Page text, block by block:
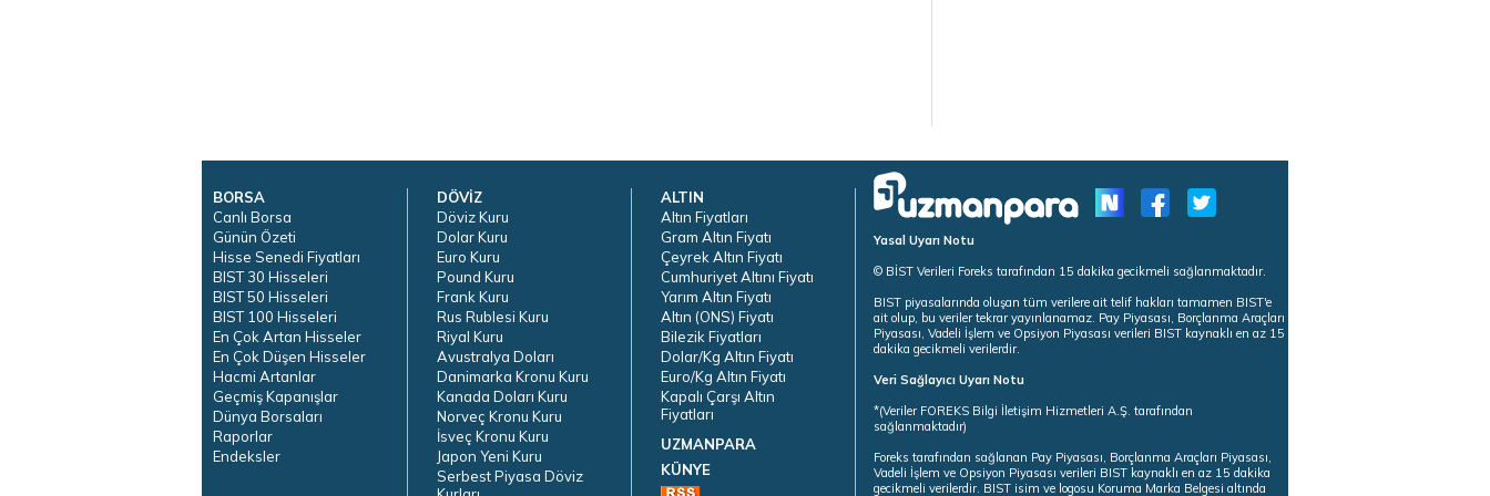
BORSA
Canlı Borsa
Günün Özeti
Hisse Senedi Fiyatları
BIST 30 Hisseleri
BIST 50 Hisseleri
BIST 100 Hisseleri
En Çok Artan Hisseler
En Çok Düşen Hisseler
Hacmi Artanlar
Geçmiş Kapanışlar
Dünya Borsaları
Raporlar
Endeksler
DÖVİZ
Döviz Kuru
Dolar Kuru
Euro Kuru
Pound Kuru
Frank Kuru
Rus Rublesi Kuru
Riyal Kuru
Avustralya Doları
Danimarka Kronu Kuru
Kanada Doları Kuru
Norveç Kronu Kuru
İsveç Kronu Kuru
Japon Yeni Kuru
Serbest Piyasa Döviz
ALTIN
Altın Fiyatları
Gram Altın Fiyatı
Çeyrek Altın Fiyatı
Cumhuriyet Altını Fiyatı
Yarım Altın Fiyatı
Altın (ONS) Fiyatı
Bilezik Fiyatları
Dolar/Kg Altın Fiyatı
Euro/Kg Altın Fiyatı
Kapalı Çarşı Altın
Fiyatları
UZMANPARA
KÜNYE
Yasal Uyarı Notu
© BİST Verileri Foreks tarafından 15 dakika gecikmeli sağlanmaktadır.
BIST piyasalarında oluşan tüm verilere ait telif hakları tamamen BIST'e
ait olup, bu veriler tekrar yayınlanamaz. Pay Piyasası, Borçlanma Araçları
Piyasası, Vadeli İşlem ve Opsiyon Piyasası verileri BIST kaynaklı en az 15
dakika gecikmeli verilerdir.
Veri Sağlayıcı Uyarı Notu
*(Veriler FOREKS Bilgi İletişim Hizmetleri A.Ş. tarafından
sağlanmaktadır)
Foreks tarafından sağlanan Pay Piyasası, Borçlanma Araçları Piyasası,
Vadeli İşlem ve Opsiyon Piyasası verileri BIST kaynaklı en az 15 dakika
gecikmeli verilerdir. BIST isim ve logosu Koruma Marka Belgesi altında